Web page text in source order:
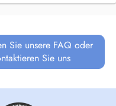
Sie unsere FAQ oder
Sie uns